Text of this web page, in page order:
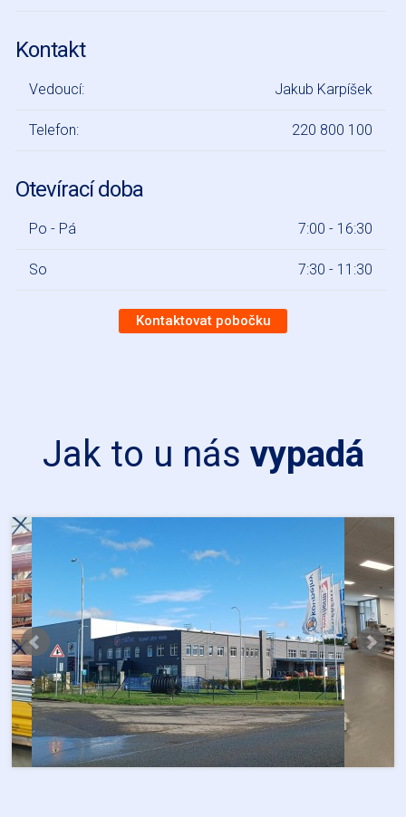
Kontakt
Vedoucí: Jakub Karpíšek
Telefon: 220 800 100
Otevírací doba
Po - Pá 7:00 - 16:30
So 7:30 - 11:30
Kontaktovat pobočku
Jak to u nás vypadá